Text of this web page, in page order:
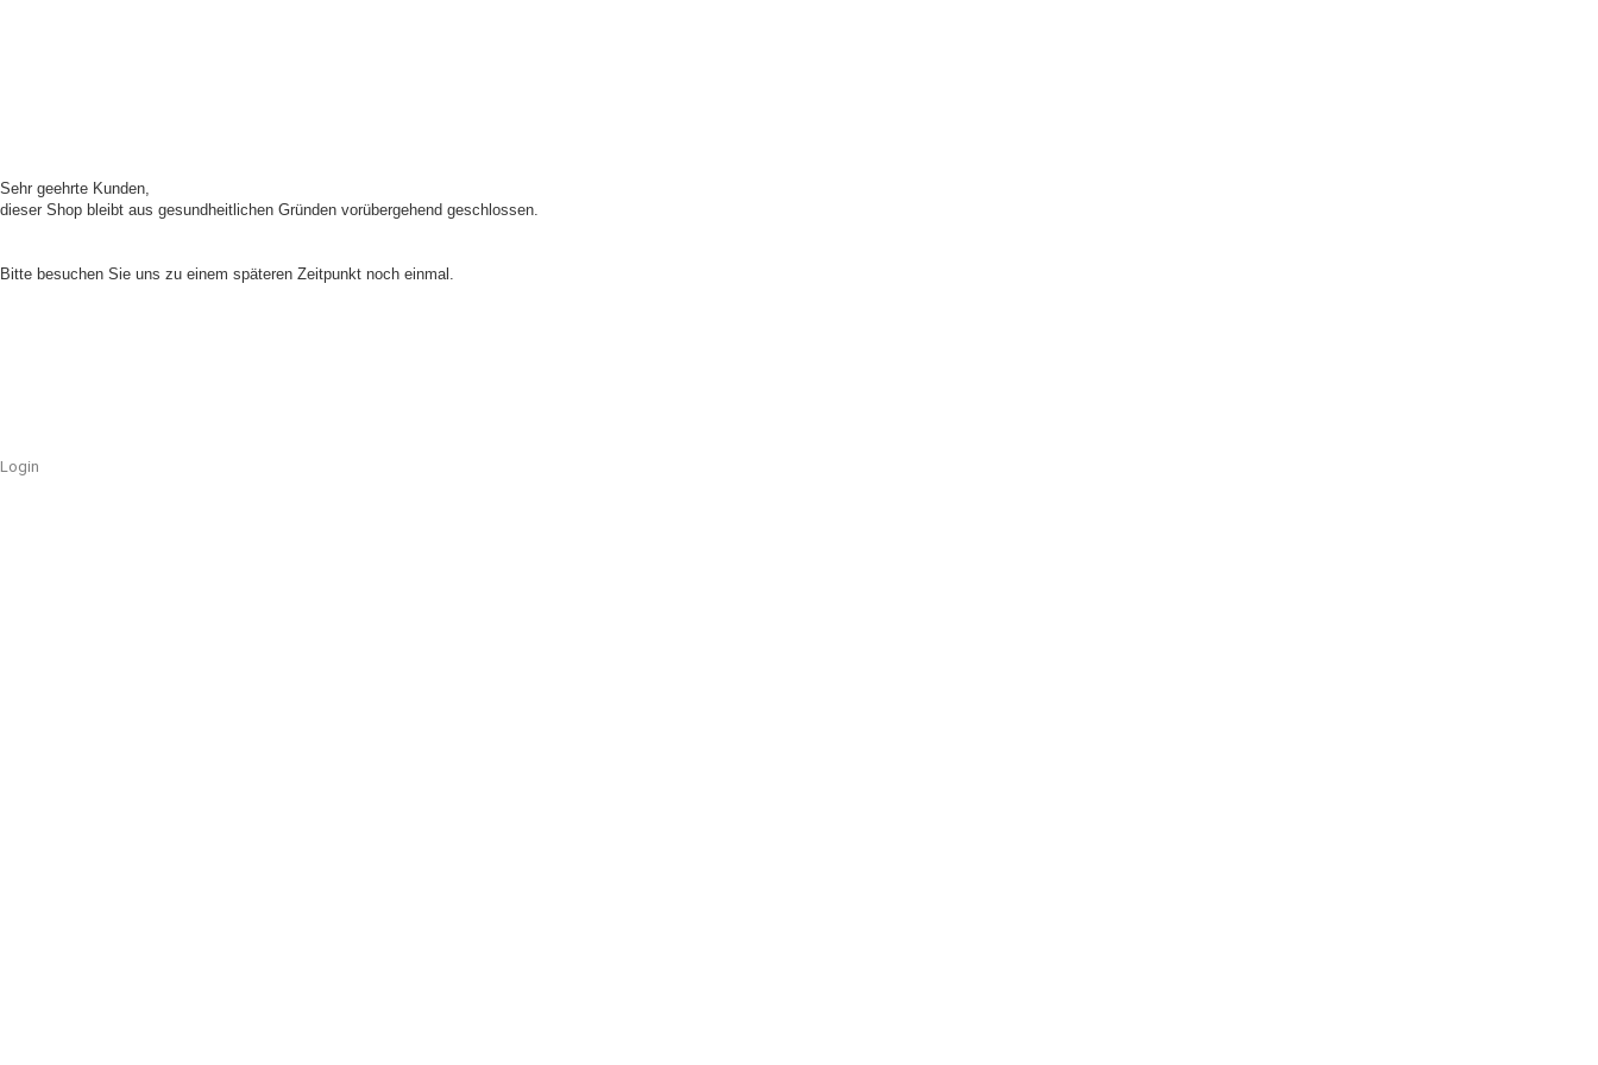
Sehr geehrte Kunden,
dieser Shop bleibt aus gesundheitlichen Gründen vorübergehend geschlossen.
Bitte besuchen Sie uns zu einem späteren Zeitpunkt noch einmal.
Login